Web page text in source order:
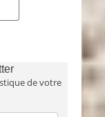
de votre